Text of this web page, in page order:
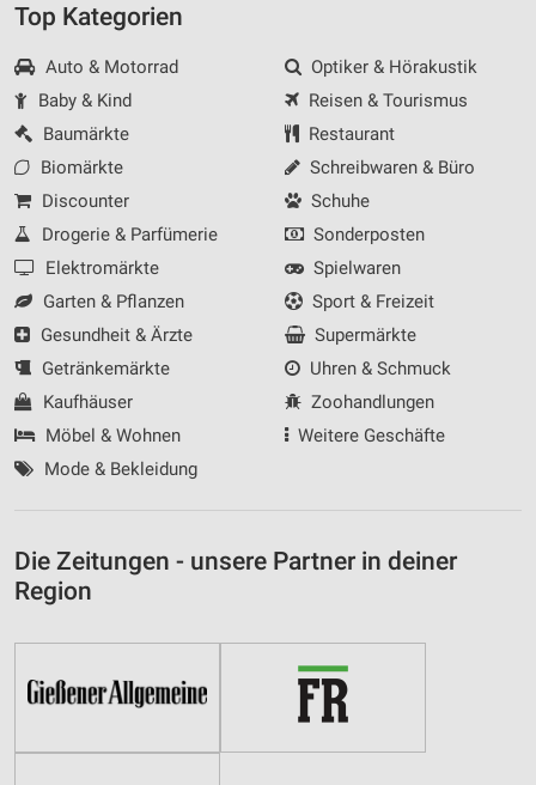
Top Kategorien
Auto & Motorrad
Baby & Kind
Baumärkte
Biomärkte
Discounter
Drogerie & Parfümerie
Elektromärkte
Garten & Pflanzen
Gesundheit & Ärzte
Getränkemärkte
Kaufhäuser
Möbel & Wohnen
Mode & Bekleidung
Optiker & Hörakustik
Reisen & Tourismus
Restaurant
Schreibwaren & Büro
Schuhe
Sonderposten
Spielwaren
Sport & Freizeit
Supermärkte
Uhren & Schmuck
Zoohandlungen
Weitere Geschäfte
Die Zeitungen - unsere Partner in deiner
Region